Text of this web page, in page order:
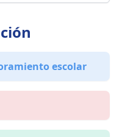
escolar